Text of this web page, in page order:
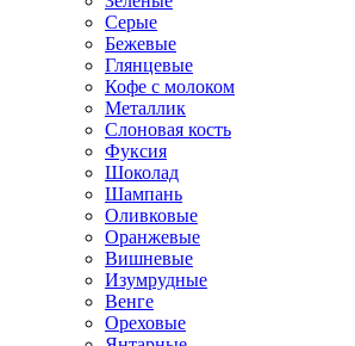
Серые
Бежевые
Глянцевые
Кофе с молоком
Металлик
Слоновая кость
Фуксия
Шоколад
Шампань
Оливковые
Оранжевые
Вишневые
Изумрудные
Венге
Ореховые